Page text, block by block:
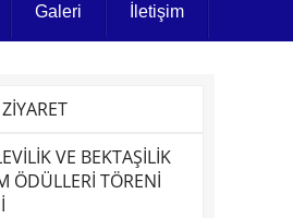
Galeri İletişim
VE BEKTAŞİLİK
ÖDÜLLERİ TÖRENİ